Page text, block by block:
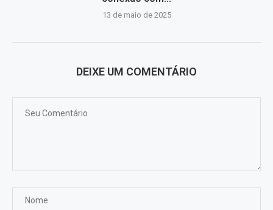
13 de maio de 2025
DEIXE UM COMENTÁRIO